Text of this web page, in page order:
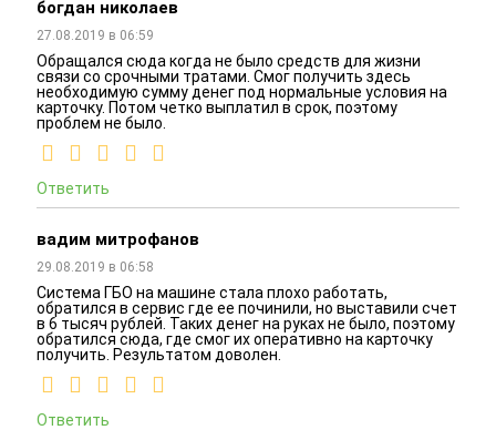
богдан николаев
27.08.2019 в 06:59
Обращался сюда когда не было средств для жизни
связи со срочными тратами. Смог получить здесь
необходимую сумму денег под нормальные условия на
карточку. Потом четко выплатил в срок, поэтому
проблем не было.
Ответить
вадим митрофанов
29.08.2019 в 06:58
Система ГБО на машине стала плохо работать,
обратился в сервис где ее починили, но выставили счет
в 6 тысяч рублей. Таких денег на руках не было, поэтому
обратился сюда, где смог их оперативно на карточку
получить. Результатом доволен.
Ответить